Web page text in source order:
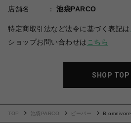
店舗名
池袋PARCO
特定商取引法など法令に基づく表記は
ショップお問い合わせは こちら
SHOP TOP
TOP 池袋PARCO ビーバー
B